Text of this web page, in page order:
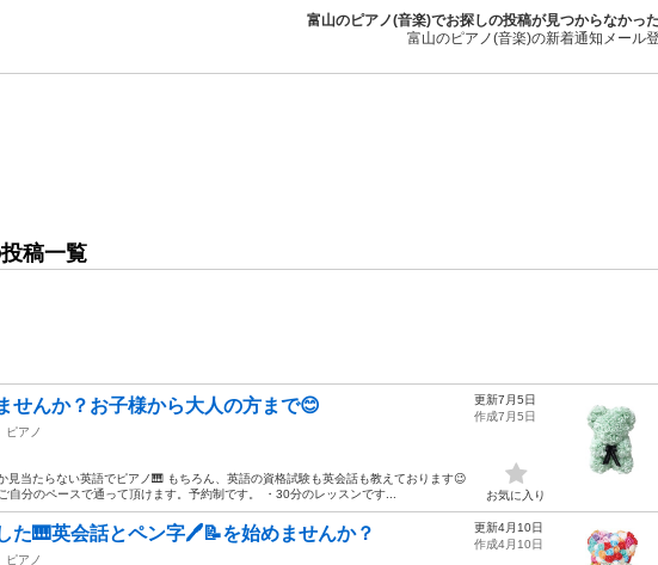
富山のピアノ(音楽)でお探しの投稿が見つからなかっ
富山のピアノ(音楽)の新着通知メール
稿一覧
せんか？お子様から大人の方まで😊
ピアノ
見当たらない英語でピアノ🎹 もちろん、英語の資格試験も英会話も教えております😉
自分のペースで通って頂けます。予約制です。 ・30分のレッスンです...
更新7月5日
作成7月5日
お気に入り
た🎹英会話とペン字🖊️📝を始めませんか？
ピアノ
更新4月10日
作成4月10日